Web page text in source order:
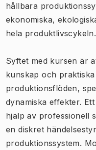
hållbara
ekonomiska,
hela produktlivscykeln.
Syftet med kursen är
kunskap och
produktionsflöden,
dynamiska effekter.
hjälp av professionell
en diskret
produktionssystem.